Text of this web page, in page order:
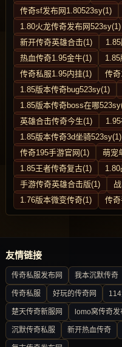
传奇sf发布网1.80523sy(1)
1.80火龙传奇发布网523sy(1)
新开传奇英雄合击(1)
热血传奇1.95金牛(1)
传奇私服1.95内挂(1)
传
1.85版本传奇bug523sy(1)
1.85版本传奇boss在哪
英雄合击传奇今生(1)
1.85版本传奇3d坐骑523sy(1)
传奇195手游官网(1)
萌宠
1.85王者传奇复古(1)
手游传奇英雄合击版(1)
1.76版本微变传奇(1)
传
友情链接
传奇私服发布网 我本沉默传奇
传奇私服 好玩的传奇网
楚天传奇新服网 lomo窝传奇发
沉默传奇私服 新开热血传奇